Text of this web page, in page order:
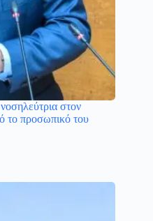
στον
το προσωπικό του